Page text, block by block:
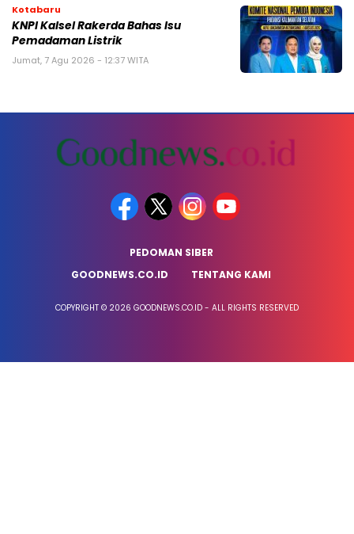
Kotabaru
KNPI Kalsel Rakerda Bahas Isu
Pemadaman Listrik
Jumat, 7 Agu 2026 - 12:37 WITA
PEDOMAN SIBER
GOODNEWS.CO.ID
TENTANG KAMI
COPYRIGHT © 2026 GOODNEWS.CO.ID - ALL RIGHTS RESERVED